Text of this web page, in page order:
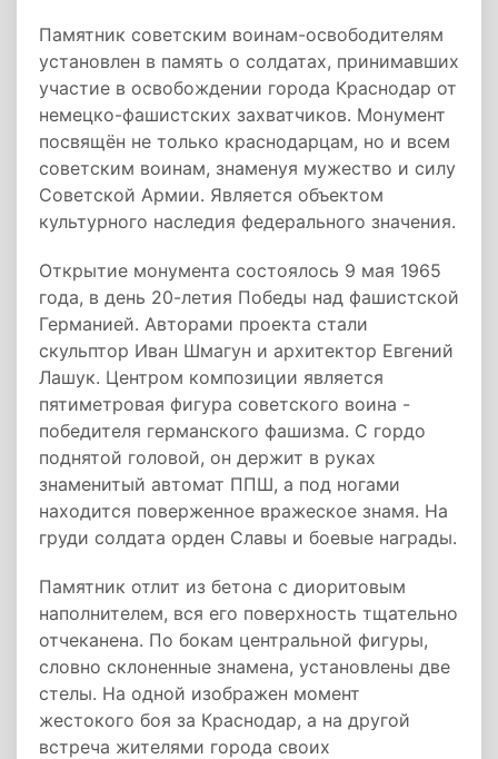
Памятник советским воинам-освободителям
установлен в память о солдатах, принимавших
участие в освобождении города Краснодар от
немецко-фашистских захватчиков. Монумент
посвящён не только краснодарцам, но и всем
советским воинам, знаменуя мужество и силу
Советской Армии. Является объектом
культурного наследия федерального значения.
Открытие монумента состоялось 9 мая 1965
года, в день 20-летия Победы над фашистской
Германией. Авторами проекта стали
скульптор Иван Шмагун и архитектор Евгений
Лашук. Центром композиции является
пятиметровая фигура советского воина -
победителя германского фашизма. С гордо
поднятой головой, он держит в руках
знаменитый автомат ППШ, а под ногами
находится поверженное вражеское знамя. На
груди солдата орден Славы и боевые награды.
Памятник отлит из бетона с диоритовым
наполнителем, вся его поверхность тщательно
отчеканена. По бокам центральной фигуры,
словно склоненные знамена, установлены две
стелы. На одной изображен момент
жестокого боя за Краснодар, а на другой
встреча жителями города своих